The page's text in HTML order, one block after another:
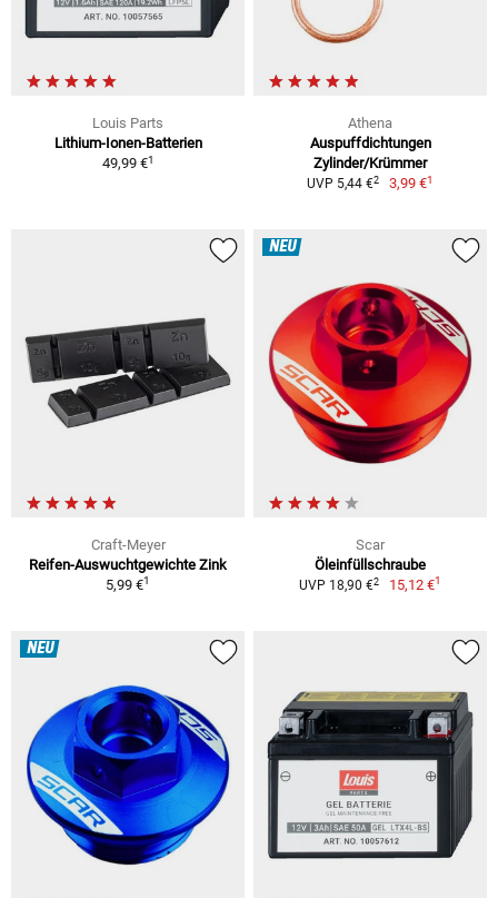
Louis Parts
Lithium-Ionen-Batterien
49,99 €1
Athena
Auspuffdichtungen
Zylinder/Krümmer
UVP 5,44 €2 3,99 €1
Craft-Meyer
Reifen-Auswuchtgewichte Zink
5,99 €1
NEU
Scar
Öleinfüllschraube
UVP 18,90 €2 15,12 €1
NEU